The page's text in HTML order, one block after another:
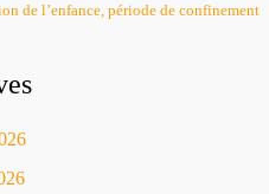
de l’enfance, période de confinement